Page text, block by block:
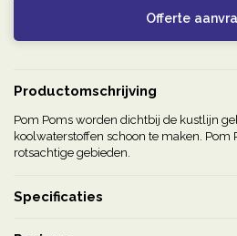
Offerte
Productomschrijving
Pom Poms worden dichtbij de kustlijn
koolwaterstoffen schoon te maken.
rotsachtige gebieden.
Specificaties